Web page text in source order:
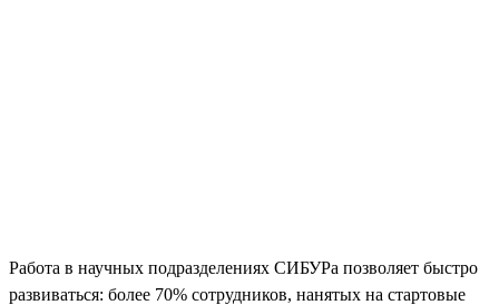
Работа в научных подразделениях СИБУРа позволяет быстро
развиваться: более 70% сотрудников, нанятых на стартовые